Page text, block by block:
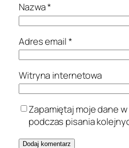
Nazwa*
Adres email*
Witryna internetowa
Zapamiętaj moje dane
podczas pisania